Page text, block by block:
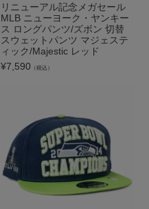
リニューアル記念メガセール
MLB ニューヨーク・ヤンキー
ス ロングパンツ/ズボン 切替
スウェットパンツ マジェステ
ィック/Majestic レッド
¥7,590 （税込）